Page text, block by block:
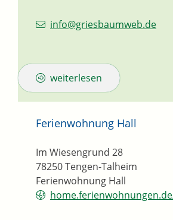
info@griesbaumweb.de
weiterlesen
Ferienwohnung Hall
Ferienwohnung Hall
Im Wiesengrund 28
78250Tengen-Talheim